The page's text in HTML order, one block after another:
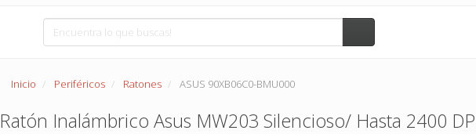
Inicio Periféricos Ratones ASUS 90XB06C0-BMU000
Ratón Inalámbrico Asus MW203 Silencioso/ Hasta 2400